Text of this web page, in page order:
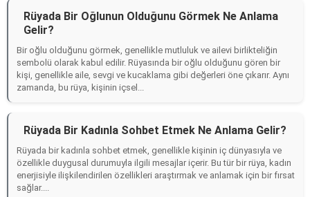
Rüyada Bir Oğlunun Olduğunu Görmek Ne Anlama
Gelir?
Bir oğlu olduğunu görmek, genellikle mutluluk ve ailevi birlikteliğin
sembolü olarak kabul edilir. Rüyasında bir oğlu olduğunu gören bir
kişi, genellikle aile, sevgi ve kucaklama gibi değerleri öne çıkarır. Aynı
zamanda, bu rüya, kişinin içsel...
Rüyada Bir Kadınla Sohbet Etmek Ne Anlama Gelir?
Rüyada bir kadınla sohbet etmek, genellikle kişinin iç dünyasıyla ve
özellikle duygusal durumuyla ilgili mesajlar içerir. Bu tür bir rüya, kadın
enerjisiyle ilişkilendirilen özellikleri araştırmak ve anlamak için bir fırsat
sağlar....